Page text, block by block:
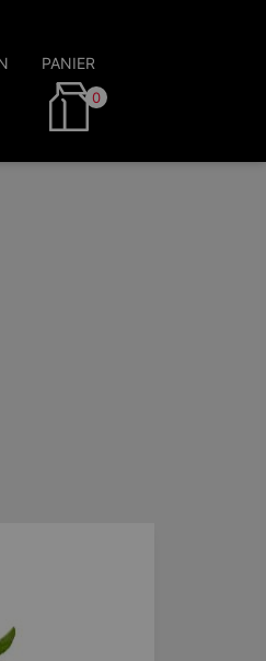
PANIER
0